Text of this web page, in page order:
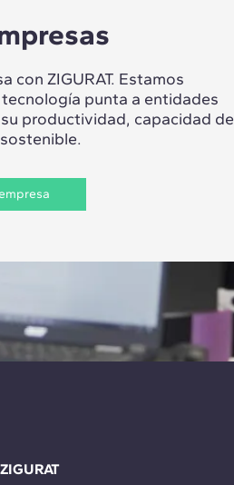
con ZIGURAT. Estamos
punta a entidades
productividad, capacidad de